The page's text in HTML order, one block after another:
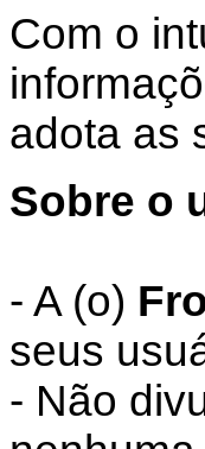
Com o
adota as
Sobre o
- A (o)
seus
- Não